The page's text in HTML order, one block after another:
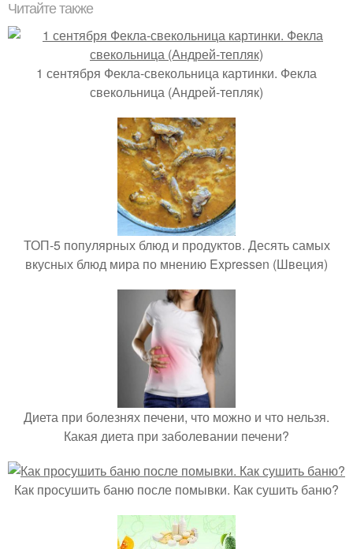
Читайте также
1 сентября Фекла-свекольница картинки. Фекла
свекольница (Андрей-тепляк)
ТОП-5 популярных блюд и продуктов. Десять самых
вкусных блюд мира по мнению Expressen (Швеция)
Диета при болезнях печени, что можно и что нельзя.
Какая диета при заболевании печени?
Как просушить баню после помывки. Как сушить баню?